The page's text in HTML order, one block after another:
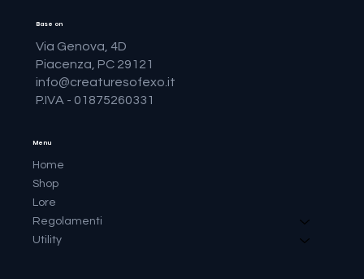
Via Genova, 4D
Piacenza, PC 29121
info@creaturesofexo.it
P.IVA - 01875260331
Base on
Menu
Home
Shop
Lore
Regolamenti
Utility